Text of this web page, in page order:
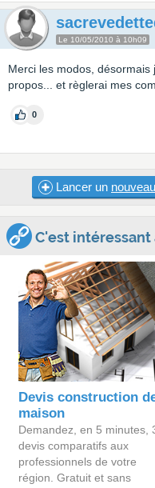
Le 10/05/2010 à 10h09
Merci les modos,
propos... et règlerai mes
0
Lancer un
C'est intéressant
Devis construction
maison
Demandez, en 5 minutes,
devis comparatifs aux
professionnels de votre
région. Gratuit et sans